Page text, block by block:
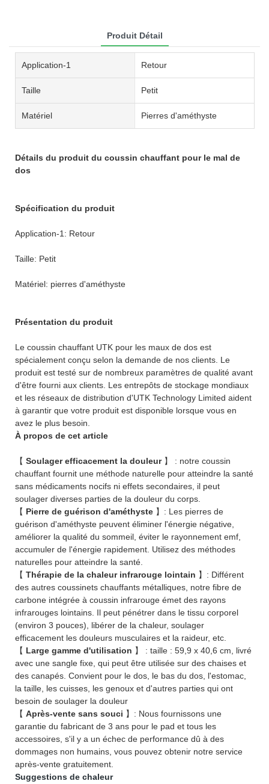
Produit Détail
Application-1 Retour
Taille Petit
Matériel Pierres d'améthyste
Détails du produit du coussin chauffant pour le mal de
dos
Spécification du produit
Application-1: Retour
Taille: Petit
Matériel: pierres d'améthyste
Présentation du produit
Le coussin chauffant UTK pour les maux de dos est
spécialement conçu selon la demande de nos clients. Le
produit est testé sur de nombreux paramètres de qualité avant
d'être fourni aux clients. Les entrepôts de stockage mondiaux
et les réseaux de distribution d'UTK Technology Limited aident
à garantir que votre produit est disponible lorsque vous en
avez le plus besoin.
À propos de cet article
【 Soulager efficacement la douleur 】 : notre coussin
chauffant fournit une méthode naturelle pour atteindre la santé
sans médicaments nocifs ni effets secondaires, il peut
soulager diverses parties de la douleur du corps.
【 Pierre de guérison d'améthyste 】: Les pierres de
guérison d'améthyste peuvent éliminer l'énergie négative,
améliorer la qualité du sommeil, éviter le rayonnement emf,
accumuler de l'énergie rapidement. Utilisez des méthodes
naturelles pour atteindre la santé.
【 Thérapie de la chaleur infrarouge lointain 】: Différent
des autres coussinets chauffants métalliques, notre fibre de
carbone intégrée à coussin infrarouge émet des rayons
infrarouges lointains. Il peut pénétrer dans le tissu corporel
(environ 3 pouces), libérer de la chaleur, soulager
efficacement les douleurs musculaires et la raideur, etc.
【 Large gamme d'utilisation 】 : taille : 59,9 x 40,6 cm, livré
avec une sangle fixe, qui peut être utilisée sur des chaises et
des canapés. Convient pour le dos, le bas du dos, l'estomac,
la taille, les cuisses, les genoux et d'autres parties qui ont
besoin de soulager la douleur
【 Après-vente sans souci 】: Nous fournissons une
garantie du fabricant de 3 ans pour le pad et tous les
accessoires, s'il y a un échec de performance dû à des
dommages non humains, vous pouvez obtenir notre service
après-vente gratuitement.
Suggestions de chaleur